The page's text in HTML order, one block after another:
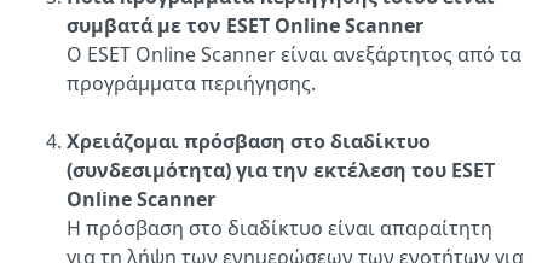
συμβατά με τον ESET Online Scanner
Ο ESET Online Scanner είναι ανεξάρτητος από τα
προγράμματα περιήγησης.
Χρειάζομαι πρόσβαση στο διαδίκτυο
(συνδεσιμότητα) για την εκτέλεση του ESET
Online Scanner
Η πρόσβαση στο διαδίκτυο είναι απαραίτητη
για τη λήψη των ενημερώσεων των ενοτήτων για